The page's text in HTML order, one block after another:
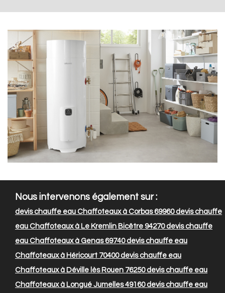
Nous intervenons également sur :
devis chauffe eau Chaffoteaux à Corbas 69960devis chauffe
eau Chaffoteaux à Le Kremlin Bicêtre 94270devis chauffe
eau Chaffoteaux à Genas 69740devis chauffe eau
Chaffoteaux à Héricourt 70400devis chauffe eau
Chaffoteaux à Déville lès Rouen 76250devis chauffe eau
Chaffoteaux à Longué Jumelles 49160devis chauffe eau